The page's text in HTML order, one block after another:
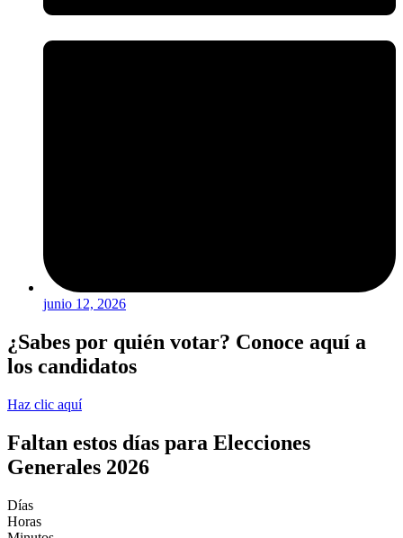
junio 12, 2026
¿Sabes por quién votar? Conoce aquí a
los candidatos
Haz clic aquí
Faltan estos días para Elecciones
Generales 2026
Días
Horas